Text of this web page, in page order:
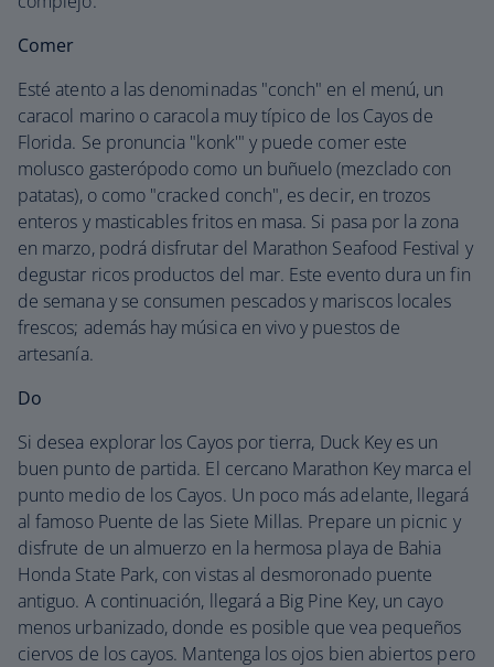
Comer
Esté atento a las denominadas "conch" en el menú, un
caracol marino o caracola muy típico de los Cayos de
Florida. Se pronuncia "konk'" y puede comer este
molusco gasterópodo como un buñuelo (mezclado con
patatas), o como "cracked conch", es decir, en trozos
enteros y masticables fritos en masa. Si pasa por la zona
en marzo, podrá disfrutar del Marathon Seafood Festival y
degustar ricos productos del mar. Este evento dura un fin
de semana y se consumen pescados y mariscos locales
frescos; además hay música en vivo y puestos de
artesanía.
Do
Si desea explorar los Cayos por tierra, Duck Key es un
buen punto de partida. El cercano Marathon Key marca el
punto medio de los Cayos. Un poco más adelante, llegará
al famoso Puente de las Siete Millas. Prepare un picnic y
disfrute de un almuerzo en la hermosa playa de Bahia
Honda State Park, con vistas al desmoronado puente
antiguo. A continuación, llegará a Big Pine Key, un cayo
menos urbanizado, donde es posible que vea pequeños
ciervos de los cayos. Mantenga los ojos bien abiertos pero